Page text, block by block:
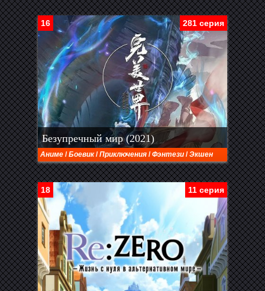
281 серия
16
Безупречный мир (2021)
Аниме /Боевик/Приключения /Фэнтези /Экшен
11 серия
18